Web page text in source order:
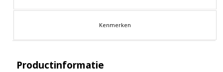
Kenmerken
Productinformatie